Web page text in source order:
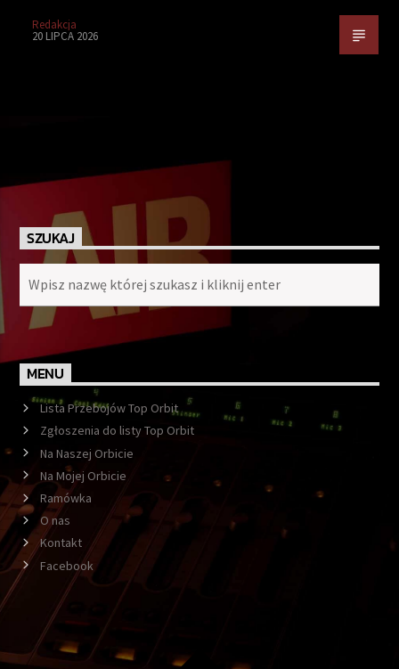
Redakcja
20 LIPCA 2026
SZUKAJ
MENU
Lista Przebojów Top Orbit
Zgłoszenia do listy Top Orbit
Na Naszej Orbicie
Na Mojej Orbicie
Ramówka
O nas
Kontakt
Facebook